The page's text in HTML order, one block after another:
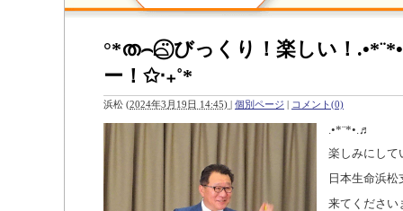
°*ത⌢⌓̈⃝ びっくり！楽しい！
ー！✩‧₊˚*
浜松 (2024年3月19日 14:45) | 個別ページ | コメント(0)
.•*¨*•.♬
楽しみにして
日本生命浜松
来てください